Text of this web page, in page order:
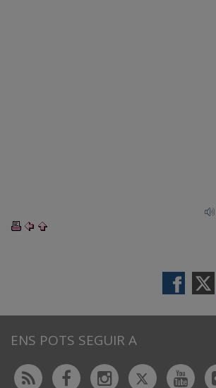
ENS POTS SEGUIR A
Rss FacebookInstagram
Twitter